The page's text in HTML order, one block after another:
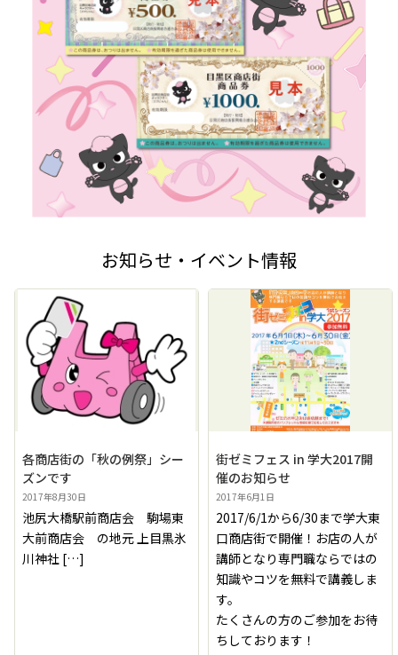
お知らせ・イベント情報
各商店街の「秋の例祭」シー
ズンです
2017年8月30日
池尻大橋駅前商店会 駒場東
大前商店会 の地元 上目黒氷
川神社 […]
街ゼミフェス in 学大2017開
催のお知らせ
2017年6月1日
2017/6/1から6/30まで学大東
口商店街で開催！お店の人が
講師となり専門職ならではの
知識やコツを無料で講義しま
す。
たくさんの方のご参加をお待
ちしております！